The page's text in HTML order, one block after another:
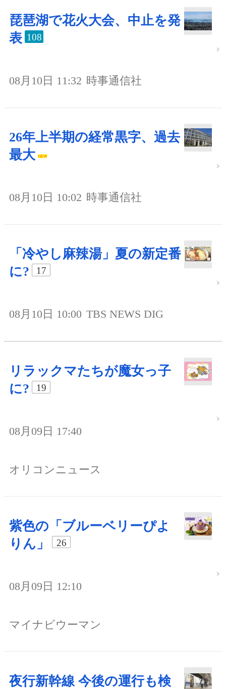
琵琶湖で花火大会、中止を発
表 108
08月10日 11:32 時事通信社
26年上半期の経常黒字、過去
最大
08月10日 10:02 時事通信社
「冷やし麻辣湯」夏の新定番
に?
17
08月10日 10:00 TBS NEWS DIG
リラックマたちが魔女っ子
に?
19
08月09日 17:40
オリコンニュース
紫色の「ブルーベリーぴよ
りん」
26
08月09日 12:10
マイナビウーマン
夜行新幹線 今後の運行も検